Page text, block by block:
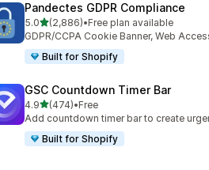
Pandectes GDPR Compliance
5.0滿分 5 顆星
(2,886)
共有 2886 則評價
•Free plan available
GDPR/CCPA Cookie Banner, Web
Built for Shopify
GSC Countdown Timer Bar
4.9滿分 5 顆星
(474)
共有 474 則評價
•Free
Add countdown timer bar to create
Built for Shopify